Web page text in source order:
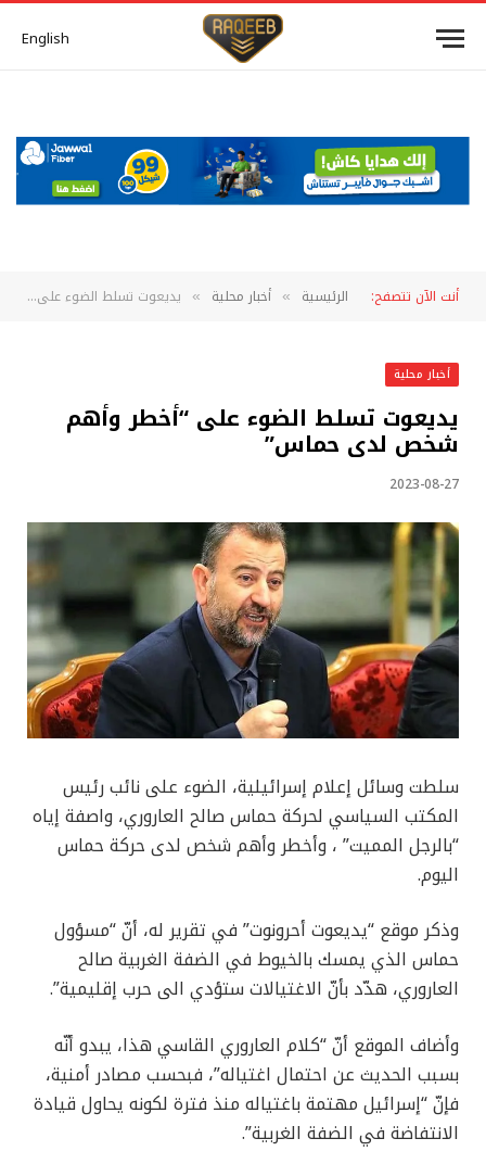
English
أنت الآن تتصفح: الرئيسية » أخبار محلية » يديعوت تسلط الضوء على “أخطر وأهم شخص لدى حماس”
أخبار محلية
يديعوت تسلط الضوء على “أخطر وأهم
شخص لدى حماس”
2023-08-27
سلطت وسائل إعلام إسرائيلية، الضوء على نائب رئيس
المكتب السياسي لحركة حماس صالح العاروري، واصفة إياه
“بالرجل المميت” ، وأخطر وأهم شخص لدى حركة حماس
اليوم.
وذكر موقع “يديعوت أحرونوت” في تقرير له، أنّ “مسؤول
حماس الذي يمسك بالخيوط في الضفة الغربية صالح
العاروري، هدّد بأنّ الاغتيالات ستؤدي الى حرب إقليمية”.
وأضاف الموقع أنّ “كلام العاروري القاسي هذا، يبدو أنّه
بسبب الحديث عن احتمال اغتياله”، فبحسب مصادر أمنية،
فإنّ “إسرائيل مهتمة باغتياله منذ فترة لكونه يحاول قيادة
الانتفاضة في الضفة الغربية”.